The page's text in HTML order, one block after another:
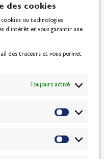
des cookies
ou technologies
d’intérêt et vous garantir une
des traceurs et vous permet
Toujours activé